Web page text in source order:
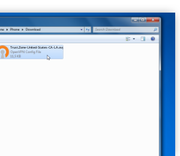
Trust.Zone-United-States-CA-LA.ovpn